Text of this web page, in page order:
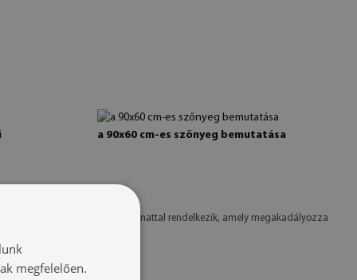
a 90x60 cm-es szőnyeg bemutatása
Az alsó rész szilikonbevonattal rendelkezik, amely megakadályozza
megfelelően.